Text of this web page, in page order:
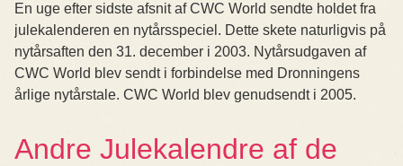
En uge efter sidste afsnit af CWC World sendte holdet fra
julekalenderen en nytårsspeciel. Dette skete naturligvis på
nytårsaften den 31. december i 2003. Nytårsudgaven af
CWC World blev sendt i forbindelse med Dronningens
årlige nytårstale. CWC World blev genudsendt i 2005.
Andre Julekalendre af de